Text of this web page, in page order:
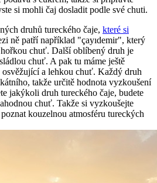
si mohli čaj dosladit podle své chuti.
druhů tureckého čaje, které si
ně patří například "çayıdemir", který
chuť. Další oblíbený druh je
chuť. A pak tu máme ještě
a lehkou chuť. Každý druh
takže určitě hodnota vyzkoušení
jakýkoli druh tureckého čaje, budete
chuť. Takže si vyzkoušejte
kouzelnou atmosféru tureckých